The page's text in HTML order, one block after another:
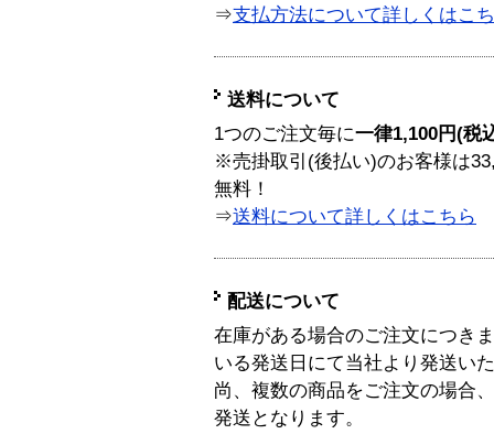
⇒支払方法について詳しくはこ
送料について
1つのご注文毎に一律1,100円(税
※売掛取引(後払い)のお客様は
無料！
⇒送料について詳しくはこちら
配送について
在庫がある場合のご注文につき
いる発送日にて当社より発送い
尚、複数の商品をご注文の場合
発送となります。